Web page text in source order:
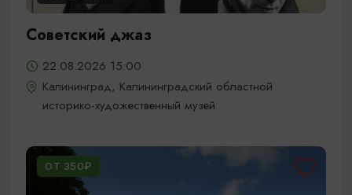
Советский джаз
22.08.2026 15:00
Калининград, Калининградский областной
историко-художественный музей
ОТ 350₽